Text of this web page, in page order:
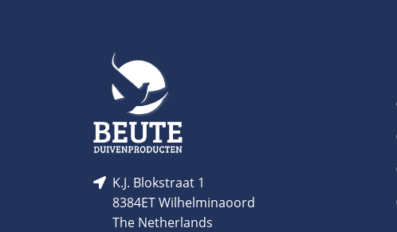
K.J. Blokstraat 1
8384ET Wilhelminaoord
The Netherlands